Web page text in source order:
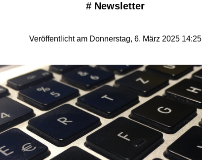
# Newsletter
Veröffentlicht am Donnerstag, 6. März 2025 14:25